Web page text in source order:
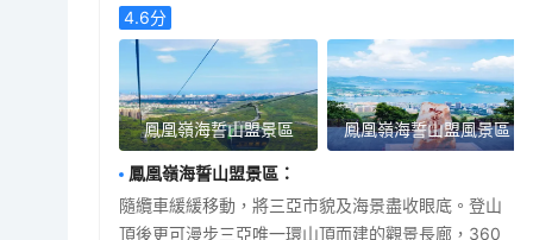
4.6分
鳳凰嶺海誓山盟景區 鳳凰嶺海誓山盟風景區
鳳凰嶺海誓山盟景區 ：
隨纜車緩緩移動，將三亞市貌及海景盡收眼底。登山
頂後更可漫步三亞唯一環山頂而建的觀景長廊，360